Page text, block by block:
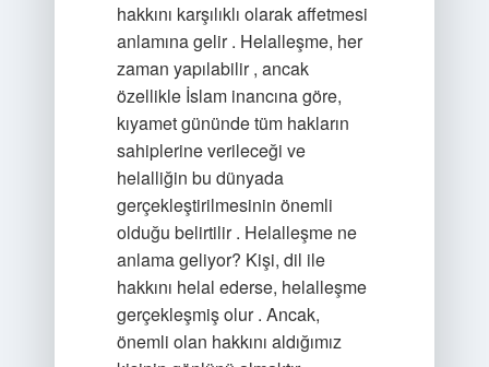
hakkını karşılıklı olarak affetmesi
anlamına gelir . Helalleşme, her
zaman yapılabilir , ancak
özellikle İslam inancına göre,
kıyamet gününde tüm hakların
sahiplerine verileceği ve
helalliğin bu dünyada
gerçekleştirilmesinin önemli
olduğu belirtilir . Helalleşme ne
anlama geliyor? Kişi, dil ile
hakkını helal ederse, helalleşme
gerçekleşmiş olur . Ancak,
önemli olan hakkını aldığımız